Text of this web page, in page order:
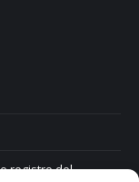
registro del